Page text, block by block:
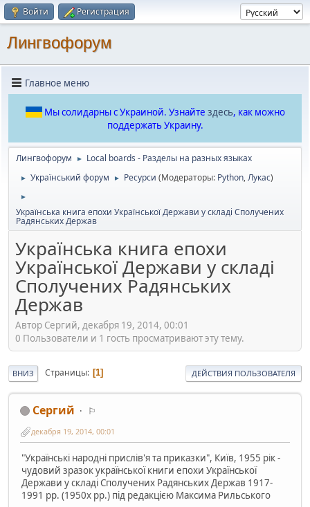
Войти Регистрация
Лингвофорум
Главное меню
Мы солидарны с Украиной. Узнайте здесь, как можно
поддержать Украину.
Лингвофорум ► Local boards - Разделы на разных языках
► Український форум ► Ресурси (Модераторы: Python,Лукас)
►
Українська книга епохи Української Держави у складі Сполучених
Радянських Держав
Українська книга епохи
Української Держави у складі
Сполучених Радянських
Держав
Автор Сергий, декабря 19, 2014, 00:01
0 Пользователи и 1 гость просматривают эту тему.
ВНИЗ Страницы 1 ДЕЙСТВИЯ ПОЛЬЗОВАТЕЛЯ
Сергий ⚐
декабря 19, 2014, 00:01
"Українські народні прислів'я та приказки", Київ, 1955 рік -
чудовий зразок української книги епохи Української
Держави у складі Сполучених Радянських Держав 1917-
1991 рр. (1950х рр.) під редакцією Максима Рильського